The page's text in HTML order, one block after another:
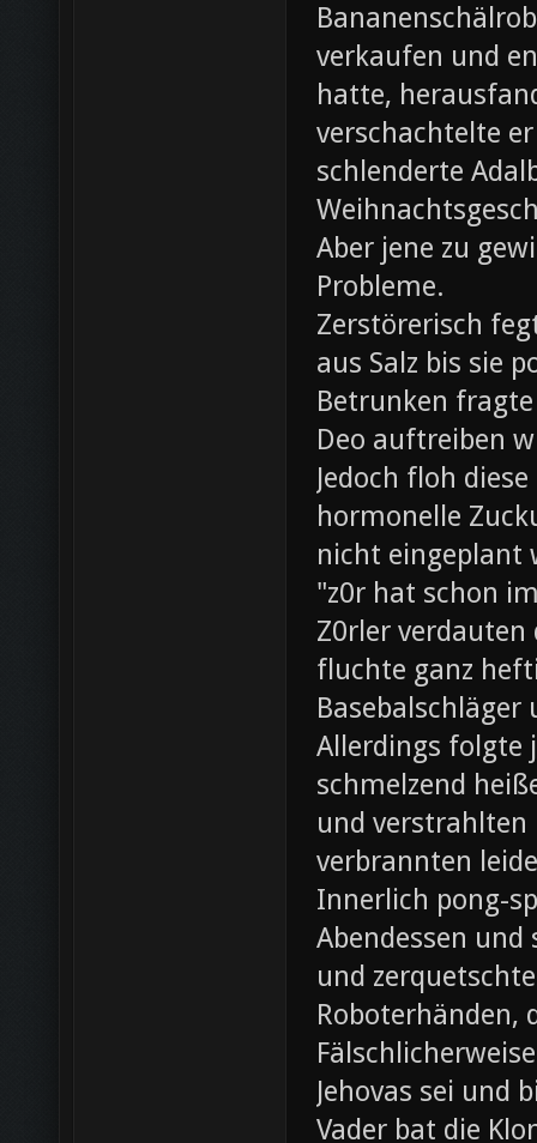
verkaufen und
hatte,
verschachtelte
schlenderte
Aber jene zu
Probleme.
Zerstörerisch
aus Salz bis sie
Betrunken
Deo auftreiben
Jedoch floh
hormonelle
nicht eingeplant
"z0r hat schon
Z0rler
fluchte ganz
Allerdings folgte
schmelzend
und verstrahlten
verbrannten
Innerlich pong-
Abendessen
und
Roboterhänden,
Jehovas sei und
Vader bat die